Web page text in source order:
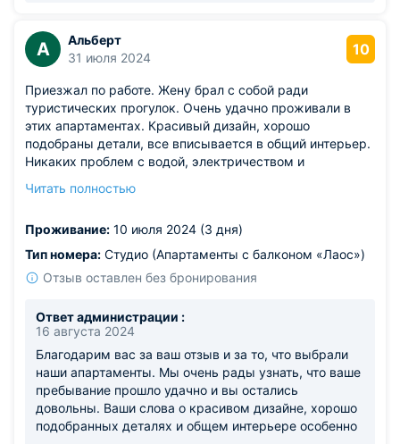
А
Альберт
31 июля 2024
10
Приезжал по работе. Жену брал с собой ради
туристических прогулок. Очень удачно проживали в
этих апартаментах. Красивый дизайн, хорошо
подобраны детали, все вписывается в общий интерьер.
Никаких проблем с водой, электричеством и
комплектацией квартиры! В период нашего проживания
Читать полностью
Проживание: 10 июля 2024 (3 дня)
Тип номера: Студио (Апартаменты с балконом «Лаос»)
Отзыв оставлен без бронирования
Ответ администрации :
16 августа 2024
Благодарим вас за ваш отзыв и за то, что выбрали
наши апартаменты. Мы очень рады узнать, что ваше
пребывание прошло удачно и вы остались
довольны. Ваши слова о красивом дизайне, хорошо
подобранных деталях и общем интерьере особенно